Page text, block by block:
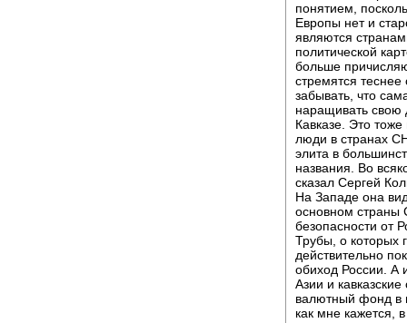
понятием,
Европы нет и
являются
политической
больше
стремятся
забывать, что
наращивать свою
Кавказе. Это
люди в странах
элита в
названия. Во
сказал Сергей
На Западе она
основном страны
безопасности от
Трубы, о которых
действительно
обиход России. А
Азии и
валютный фонд в
как мне кажется,